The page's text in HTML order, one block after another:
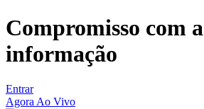
Compromisso com a
informação
Entrar
Agora Ao Vivo